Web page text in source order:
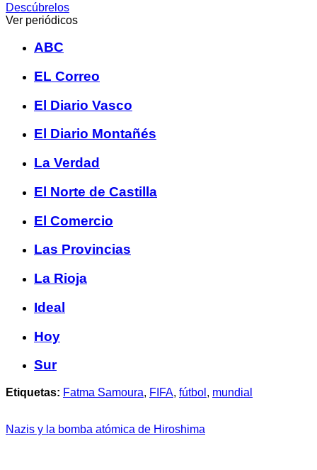
Descúbrelos
Ver periódicos
ABC
EL Correo
El Diario Vasco
El Diario Montañés
La Verdad
El Norte de Castilla
El Comercio
Las Provincias
La Rioja
Ideal
Hoy
Sur
Etiquetas: Fatma Samoura, FIFA, fútbol , mundial
Nazis y la bomba atómica de Hiroshima